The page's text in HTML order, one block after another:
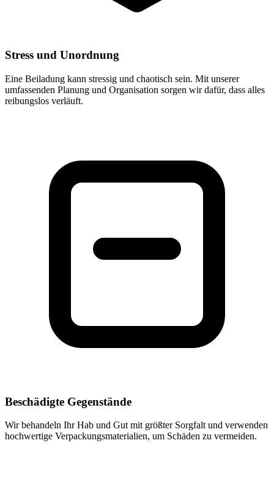
Stress und Unordnung
Eine Beiladung kann stressig und chaotisch sein. Mit unserer
umfassenden Planung und Organisation sorgen wir dafür, dass alles
reibungslos verläuft.
Beschädigte Gegenstände
Wir behandeln Ihr Hab und Gut mit größter Sorgfalt und verwenden
hochwertige Verpackungsmaterialien, um Schäden zu vermeiden.